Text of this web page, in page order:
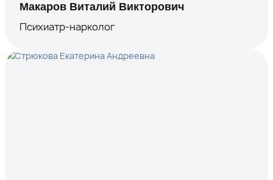
Макаров Виталий Викторович
Психиатр-нарколог